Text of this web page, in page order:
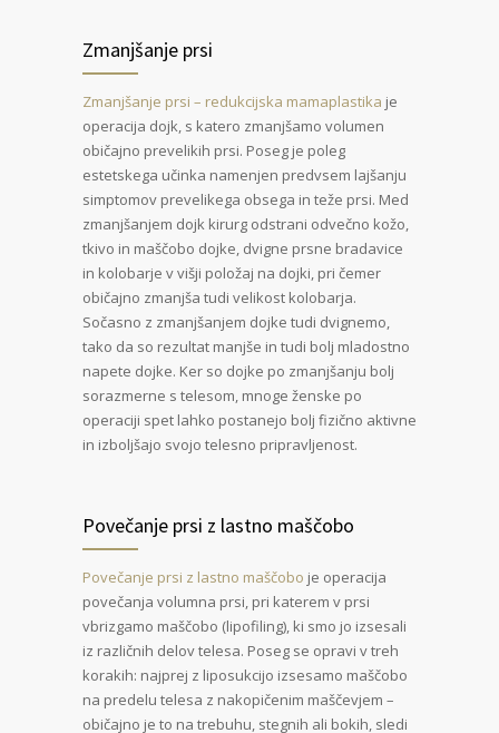
Zmanjšanje prsi
Zmanjšanje prsi – redukcijska mamaplastika je
operacija dojk, s katero zmanjšamo volumen
običajno prevelikih prsi. Poseg je poleg
estetskega učinka namenjen predvsem lajšanju
simptomov prevelikega obsega in teže prsi. Med
zmanjšanjem dojk kirurg odstrani odvečno kožo,
tkivo in maščobo dojke, dvigne prsne bradavice
in kolobarje v višji položaj na dojki, pri čemer
običajno zmanjša tudi velikost kolobarja.
Sočasno z zmanjšanjem dojke tudi dvignemo,
tako da so rezultat manjše in tudi bolj mladostno
napete dojke. Ker so dojke po zmanjšanju bolj
sorazmerne s telesom, mnoge ženske po
operaciji spet lahko postanejo bolj fizično aktivne
in izboljšajo svojo telesno pripravljenost.
Povečanje prsi z lastno maščobo
Povečanje prsi z lastno maščobo je operacija
povečanja volumna prsi, pri katerem v prsi
vbrizgamo maščobo (lipofiling), ki smo jo izsesali
iz različnih delov telesa. Poseg se opravi v treh
korakih: najprej z liposukcijo izsesamo maščobo
na predelu telesa z nakopičenim maščevjem –
običajno je to na trebuhu, stegnih ali bokih, sledi